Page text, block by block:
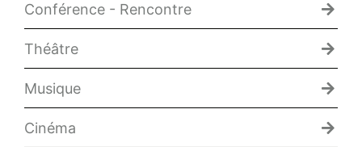
Conférence - Rencontre
Théâtre
Musique
Cinéma